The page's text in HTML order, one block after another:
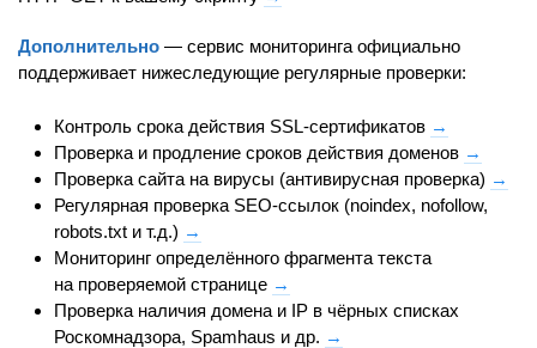
Дополнительно — сервис мониторинга официально
поддерживает нижеследующие регулярные проверки:
Контроль срока действия SSL-сертификатов →
Проверка и продление сроков действия доменов →
Проверка сайта на вирусы (антивирусная проверка) →
Регулярная проверка SEO-ссылок (noindex, nofollow,
robots.txt и т.д.) →
Мониторинг определённого фрагмента текста
на проверяемой странице →
Проверка наличия домена и IP в чёрных списках
Роскомнадзора, Spamhaus и др. →